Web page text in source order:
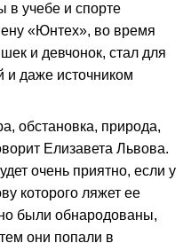
в учебе и спорте
«Юнтех», во время
и девчонок, стал для
и даже источником
обстановка, природа,
Елизавета Львова.
очень приятно, если у
которого ляжет ее
были обнародованы,
они попали в